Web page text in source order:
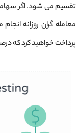
تقسیم می شود. اگر
معامله گران روزانه
پرداخت خواهید کرد که